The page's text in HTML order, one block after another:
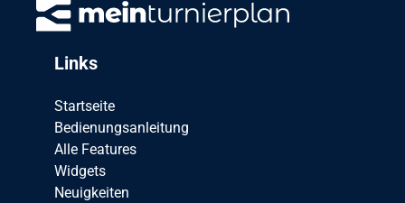
Links
Startseite
Bedienungsanleitung
Alle Features
Widgets
Neuigkeiten